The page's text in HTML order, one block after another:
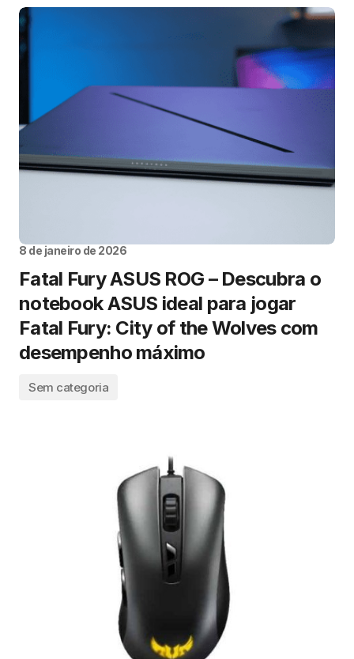
8 de janeiro de 2026
Fatal Fury ASUS ROG – Descubra o
notebook ASUS ideal para jogar
Fatal Fury: City of the Wolves com
desempenho máximo
Sem categoria